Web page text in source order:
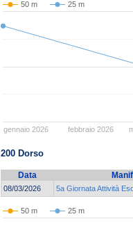
50 m 25 m
gennaio 2026 febbraio 2026
200 Dorso
Data
08/03/2026 5a Giornata Attività
50 m 25 m